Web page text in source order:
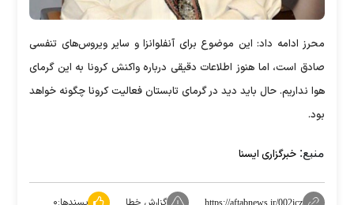
محرز ادامه داد: این موضوع برای آنفلوانزا و سایر ویروس‌های تنفسی
صادق است، اما هنوز اطلاعات دقیقی درباره واکنش کرونا به این گرمای
هوا نداریم. حال باید دید در گرمای تابستان فعالیت کرونا چگونه خواهد
بود.
منبع: خبرگزاری ایسنا
https://aftabnews.ir/002icz